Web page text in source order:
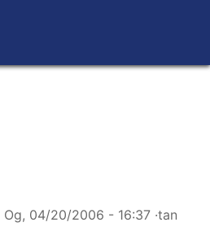
Og, 04/20/2006 - 16:37 ·tan